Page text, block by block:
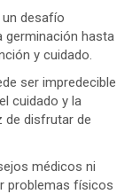
un desafío
germinación hasta
y cuidado.
ser impredecible
cuidado y la
de disfrutar de
médicos ni
problemas físicos